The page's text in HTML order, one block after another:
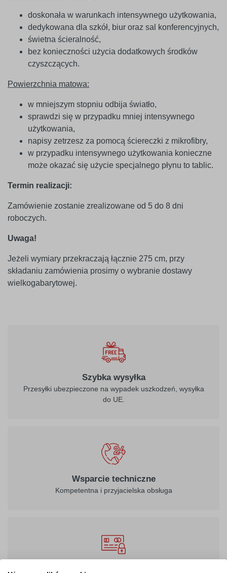
doskonała w warunkach intensywnego użytkowania,
dedykowana dla szkół, biur oraz sal konferencyjnych,
świetna ścieralność,
bez konieczności użycia dodatkowych środków
czyszczących.
Powierzchnia matowa:
w mniejszym stopniu odbija światło,
sprawdzi się w przypadku mniej intensywnego
użytkowania,
napisy zetrzesz za pomocą ściereczki z mikrofibry,
w przypadku intensywnego użytkowania konieczne
może okazać się użycie specjalnego płynu to tablic.
Termin realizacji:
Zamówienie zostanie zrealizowane od 5 do 8 dni
roboczych.
Uwaga!
Jeżeli wymiary przekraczają łącznie 275 cm, przy
składaniu zamówienia prosimy o wybranie dostawy
wielkogabarytowej.
Szybka wysyłka
Przesyłki ubezpieczone na wypadek uszkodzeń, wysyłka
do UE.
Wsparcie techniczne
Kompetentna i przyjacielska obsługa
100% Bezpieczeństwo